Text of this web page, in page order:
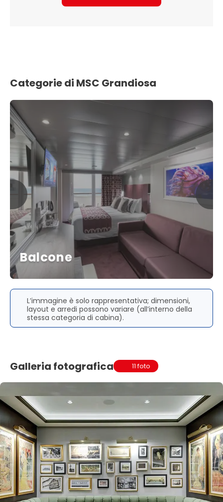
Categorie di MSC Grandiosa
Balcone
L’immagine è solo rappresentativa; dimensioni,
layout e arredi possono variare (all’interno della
stessa categoria di cabina).
Galleria fotografica 11 foto